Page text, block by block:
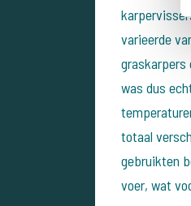
varieerde
graskarpers
was dus
totaal
gebruikten
voer, wat